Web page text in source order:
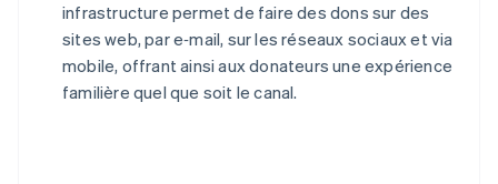
infrastructure permet de faire des dons sur des
sites web, par e‑mail, sur les réseaux sociaux et via
mobile, offrant ainsi aux donateurs une expérience
familière quel que soit le canal.